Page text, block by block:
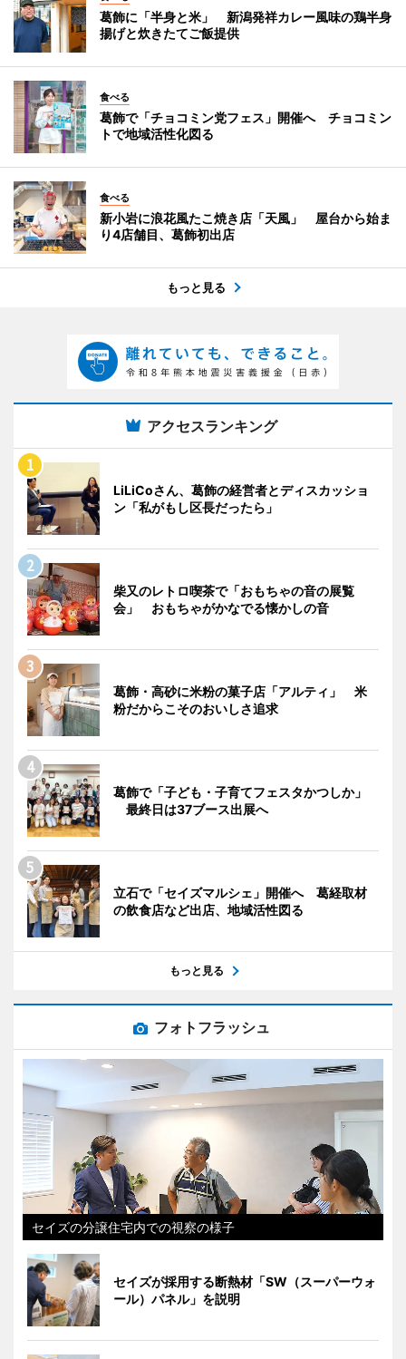
葛飾に「半身と米」 新潟発祥カレー風味の鶏半身
揚げと炊きたてご飯提供
食べる
葛飾で「チョコミン党フェス」開催へ チョコミン
トで地域活性化図る
食べる
新小岩に浪花風たこ焼き店「天風」 屋台から始ま
り4店舗目、葛飾初出店
もっと見る
アクセスランキング
LiLiCoさん、葛飾の経営者とディスカッショ
ン「私がもし区長だったら」
柴又のレトロ喫茶で「おもちゃの音の展覧
会」 おもちゃがかなでる懐かしの音
葛飾・高砂に米粉の菓子店「アルティ」 米
粉だからこそのおいしさ追求
葛飾で「子ども・子育てフェスタかつしか」
最終日は37ブース出展へ
立石で「セイズマルシェ」開催へ 葛経取材
の飲食店など出店、地域活性図る
もっと見る
フォトフラッシュ
セイズの分譲住宅内での視察の様子
セイズが採用する断熱材「SW（スーパーウォ
ール）パネル」を説明